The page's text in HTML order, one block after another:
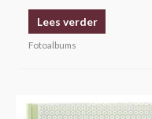
Lees verder
Fotoalbums